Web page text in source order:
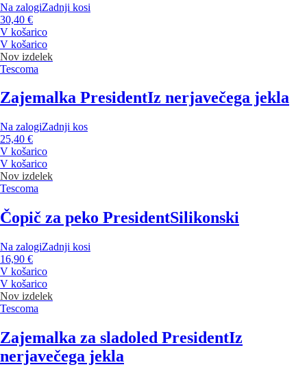
Na zalogiZadnji kosi
30,40 €
V košarico
V košarico
Nov izdelek
Tescoma
Zajemalka PresidentIz nerjavečega jekla
Na zalogiZadnji kos
25,40 €
V košarico
V košarico
Nov izdelek
Tescoma
Čopič za peko PresidentSilikonski
Na zalogiZadnji kosi
16,90 €
V košarico
V košarico
Nov izdelek
Tescoma
Zajemalka za sladoled PresidentIz
nerjavečega jekla